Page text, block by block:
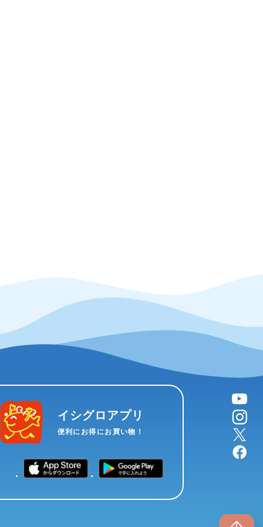
イシグロアプリ
便利にお得にお買い物！
YouTube
instagram
X
facebook